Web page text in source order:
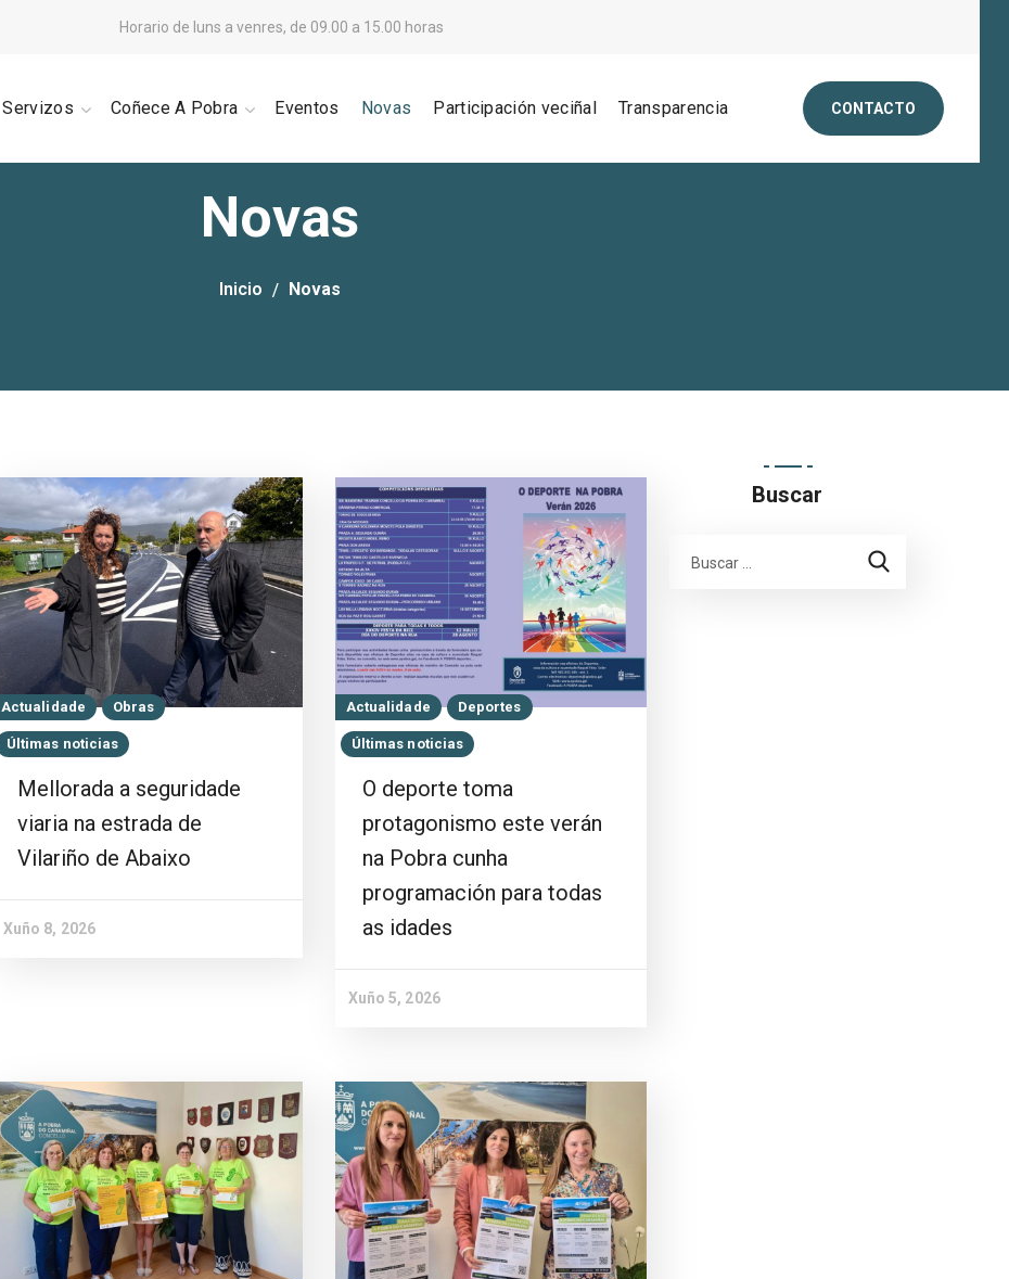
Horario de luns a venres, de 09.00 a 15.00 horas
Servizos Coñece A Pobra Eventos Novas Participación veciñal Transparencia CONTACTO
Novas
Inicio Novas
Actualidade Obras
Últimas noticias
Mellorada a seguridade
viaria na estrada de
Vilariño de Abaixo
Xuño 8, 2026
Actualidade Deportes
Últimas noticias
O deporte toma
protagonismo este verán
na Pobra cunha
programación para todas
as idades
Xuño 5, 2026
Buscar